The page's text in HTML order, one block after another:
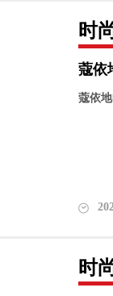
时
蔻依
蔻依
时